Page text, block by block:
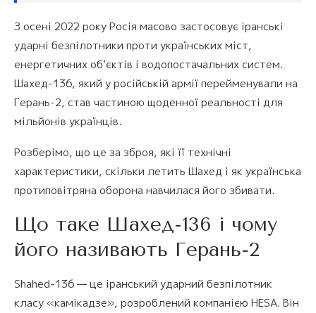
З осені 2022 року Росія масово застосовує іранські
ударні безпілотники проти українських міст,
енергетичних об’єктів і водопостачальних систем.
Шахед-136, який у російській армії перейменували на
Герань-2, став частиною щоденної реальності для
мільйонів українців.
Розберімо, що це за зброя, які її технічні
характеристики, скільки летить Шахед і як українська
протиповітряна оборона навчилася його збивати.
Що таке Шахед-136 і чому
його називають Герань-2
Shahed-136 — це іранський ударний безпілотник
класу «камікадзе», розроблений компанією HESA. Він